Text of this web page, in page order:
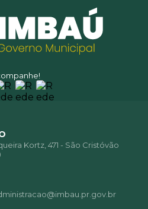
Kortz, 471 - São Cristóvão